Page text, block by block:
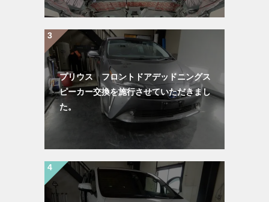
プリウス フロントドアデッドニングス
ピーカー交換を施行させていただきまし
た。